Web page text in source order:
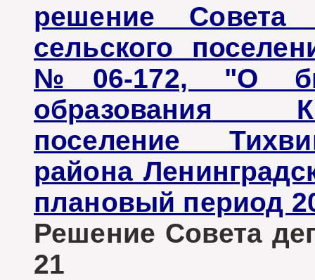
решение Совета
сельского
№06-172, "О
образования
поселение
района
плановый период
Решение Совета
21